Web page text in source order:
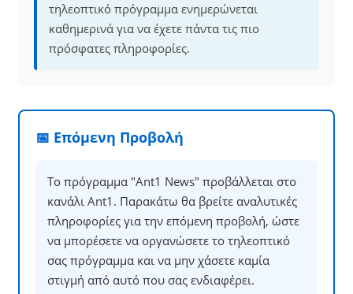
τηλεοπτικό πρόγραμμα ενημερώνεται
καθημερινά για να έχετε πάντα τις πιο
πρόσφατες πληροφορίες.
📅 Επόμενη Προβολή
Το πρόγραμμα "Ant1 News" προβάλλεται στο
κανάλι Ant1. Παρακάτω θα βρείτε αναλυτικές
πληροφορίες για την επόμενη προβολή, ώστε
να μπορέσετε να οργανώσετε το τηλεοπτικό
σας πρόγραμμα και να μην χάσετε καμία
στιγμή από αυτό που σας ενδιαφέρει.